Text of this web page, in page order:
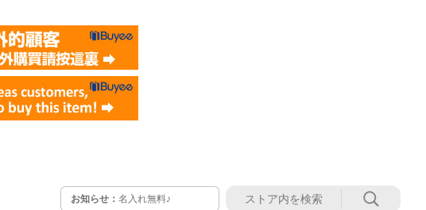
お知らせ： 名入れ無料♪